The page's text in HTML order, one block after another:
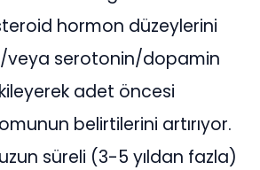
hormon düzeylerini
veya serotonin/dopamin
adet öncesi
belirtilerini artırıyor.
süreli (3-5 yıldan fazla)